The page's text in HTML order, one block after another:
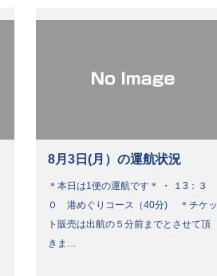
8月3日(月）の運航状況
＊本日は1便の運航です＊ ・ １3：３
０ 港めぐりコース（40分) ＊チケッ
ト販売は出航の５分前までとさせて頂
きま…